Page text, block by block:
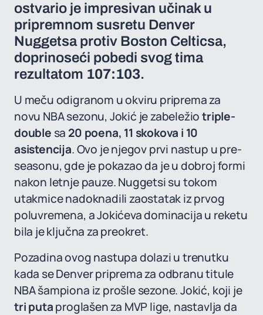
ostvario je impresivan učinak u
pripremnom susretu Denver
Nuggetsa protiv Boston Celticsa,
doprinoseći pobedi svog tima
rezultatom 107:103.
U meču odigranom u okviru priprema za
novu NBA sezonu, Jokić je zabeležiotriple-
double sa 20 poena, 11 skokova i 10
asistencija. Ovo je njegov prvi nastup u pre-
seasonu, gde je pokazao da je u dobroj formi
nakon letnje pauze. Nuggetsi su tokom
utakmice nadoknadili zaostatak iz prvog
poluvremena, a Jokićeva dominacija u reketu
bila je ključna za preokret.
Pozadina ovog nastupa dolazi u trenutku
kada se Denver priprema za odbranu titule
NBA šampiona iz prošle sezone. Jokić, koji je
tri putaproglašen za MVP lige, nastavlja da